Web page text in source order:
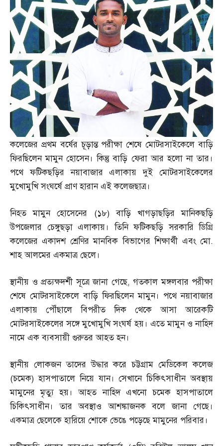
কলেজের প্রথম বর্ষের চূড়ান্ত পরীক্ষা শেষে মোটরসাইকেলে বাড়ি
ফিরছিলেন মামুন হোসেন। কিন্তু বাড়ি ফেরা আর হলো না তার।
পথে ফটিকছড়ির নয়াবাজার এলাকায় দুই মোটরসাইকেলের
মুখোমুখি সংঘর্ষে প্রাণ হারান এই কলেজছাত্র।
নিহত মামুন হোসেনের (১৮)বাড়ি খাগড়াছড়ির মানিকছড়ি
উপজেলার চেঙ্গুছড়া এলাকায়। তিনি ফটিকছড়ি সরকারি ডিগ্রি
কলেজের একাদশ শ্রেণির মানবিক বিভাগের শিক্ষার্থী এবং মো.
শাহ আলমের একমাত্র ছেলে।
স্থানীয় ও প্রত্যক্ষদর্শী সূত্রে জানা গেছে, গতকাল মঙ্গলবার পরীক্ষা
শেষে মোটরসাইকেলে বাড়ি ফিরছিলেন মামুন। পথে নয়াবাজার
এলাকায় পৌঁছালে বিপরীত দিক থেকে আসা আরেকটি
মোটরসাইকেলের সঙ্গে মুখোমুখি সংঘর্ষ হয়। এতে মামুন ও নাহিদ
নামে এক ব্যবসায়ী গুরুতর আহত হন।
স্থানীয় লোকজন তাদের উদ্ধার করে চট্টগ্রাম মেডিকেল কলেজ
(চমেক)হাসপাতালে নিয়ে যান। সেখানে চিকিৎসাধীন অবস্থায়
মামুনের মৃত্যু হয়। আহত নাহিদ এখনো চমেক হাসপাতালে
চিকিৎসাধীন। তার অবস্থাও আশঙ্কাজনক বলে জানা গেছে।
একমাত্র ছেলেকে হারিয়ে শোকে ভেঙে পড়েছে মামুনের পরিবার।